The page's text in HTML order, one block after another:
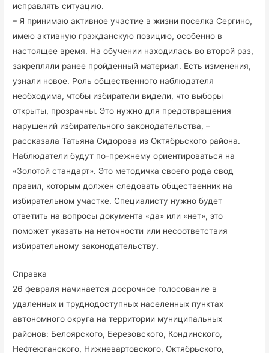
исправлять ситуацию.
– Я принимаю активное участие в жизни поселка Сергино,
имею активную гражданскую позицию, особенно в
настоящее время. На обучении находилась во второй раз,
закрепляли ранее пройденный материал. Есть изменения,
узнали новое. Роль общественного наблюдателя
необходима, чтобы избиратели видели, что выборы
открыты, прозрачны. Это нужно для предотвращения
нарушений избирательного законодательства, –
рассказала Татьяна Сидорова из Октябрьского района.
Наблюдатели будут по-прежнему ориентироваться на
«Золотой стандарт». Это методичка своего рода свод
правил, которым должен следовать общественник на
избирательном участке. Специалисту нужно будет
ответить на вопросы документа «да» или «нет», это
поможет указать на неточности или несоответствия
избирательному законодательству.
Справка
26 февраля начинается досрочное голосование в
удаленных и труднодоступных населенных пунктах
автономного округа на территории муниципальных
районов: Белоярского, Березовского, Кондинского,
Нефтеюганского, Нижневартовского, Октябрьского,